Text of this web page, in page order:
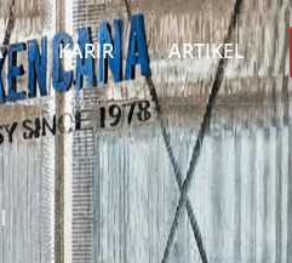
KARIR ARTIKEL